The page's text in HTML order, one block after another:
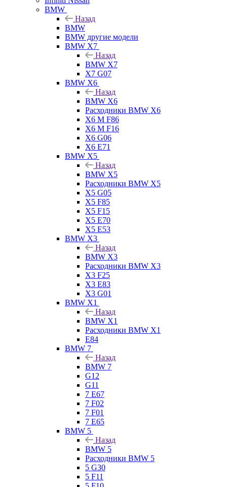
BMW
Назад
BMW
BMW другие модели
BMW X7
Назад
BMW X7
X7 G07
BMW X6
Назад
BMW X6
Расходники BMW X6
X6 M F86
X6 M F16
X6 G06
X6 E71
BMW X5
Назад
BMW X5
Расходники BMW X5
X5 G05
X5 F85
X5 F15
X5 E70
X5 E53
BMW X3
Назад
BMW X3
Расходники BMW X3
X3 F25
X3 E83
X3 G01
BMW X1
Назад
BMW X1
Расходники BMW X1
E84
BMW 7
Назад
BMW 7
G12
G11
7 Е67
7 F02
7 F01
7 E65
BMW 5
Назад
BMW 5
Расходники BMW 5
5 G30
5 F11